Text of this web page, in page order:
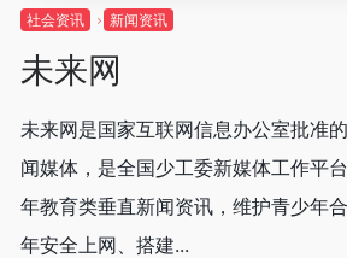
社会资讯 新闻资讯
未来网
未来网是国家互联网信息办公室批准
闻媒体，是全国少工委新媒体工作平
年教育类垂直新闻资讯，维护青少年
年安全上网、搭建...